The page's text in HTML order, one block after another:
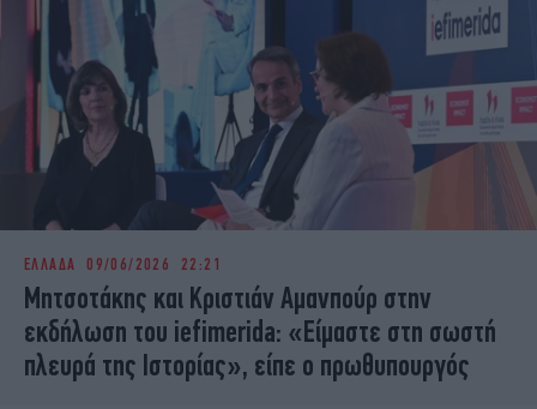
ΕΛΛΑΔΑ 09/06/2026 22:21
Μητσοτάκης και Κριστιάν Αμανπούρ στην
εκδήλωση του iefimerida: «Είμαστε στη σωστή
πλευρά της Ιστορίας», είπε ο πρωθυπουργός